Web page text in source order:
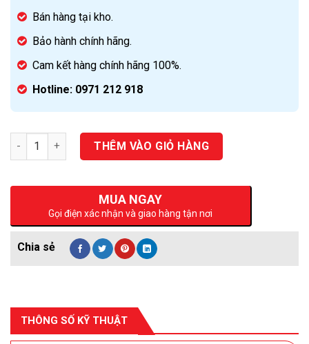
Bán hàng tại kho.
Bảo hành chính hãng.
Cam kết hàng chính hãng 100%.
Hotline: 0971 212 918
Số lượng THÊM VÀO GIỎ HÀNG
MUA NGAY
Gọi điện xác nhận và giao hàng tận nơi
THÔNG SỐ KỸ THUẬT